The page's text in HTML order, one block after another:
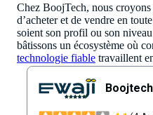
Chez BoojTech, nous
d’acheter et de vendre en
soient son profil ou son
bâtissons un écosystème où
technologie fiable travaillent